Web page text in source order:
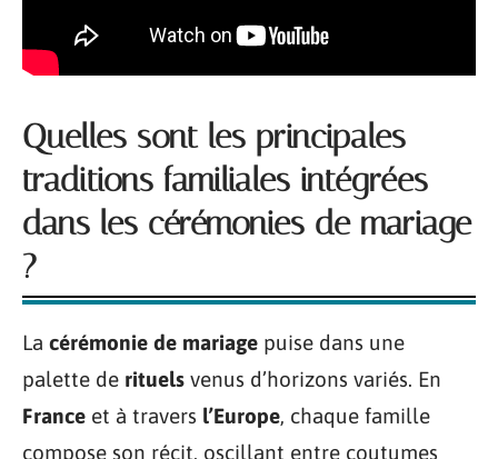
Quelles sont les principales
traditions familiales intégrées
dans les cérémonies de mariage
?
La cérémonie de mariage puise dans une
palette de rituels venus d’horizons variés. En
France et à travers l’Europe, chaque famille
compose son récit, oscillant entre coutumes